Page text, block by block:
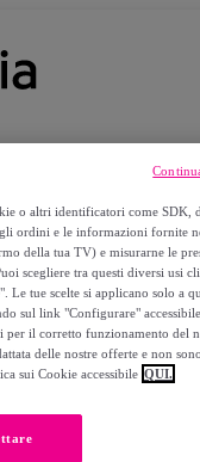
o altri identificatori come SDK,
ordini e le informazioni fornite
della tua TV) e misurarne le
scegliere tra questi diversi usi
Le tue scelte si applicano solo a
sul link "Configurare"
per il corretto funzionamento del
delle nostre offerte e non
sui Cookie accessibile QUI.